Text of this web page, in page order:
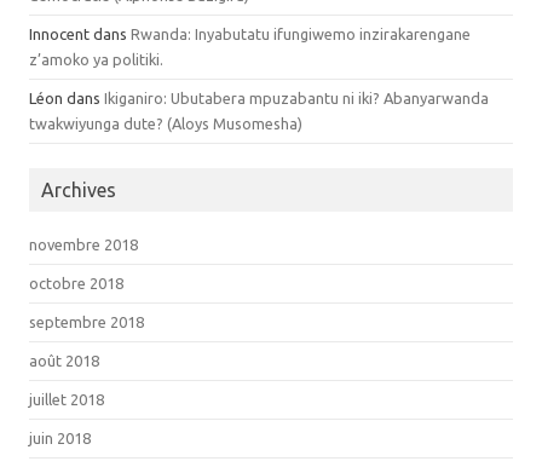
Innocent dans Rwanda: Inyabutatu ifungiwemo inzirakarengane
z’amoko ya politiki.
Léon dans Ikiganiro: Ubutabera mpuzabantu ni iki? Abanyarwanda
twakwiyunga dute? (Aloys Musomesha)
Archives
novembre 2018
octobre 2018
septembre 2018
août 2018
juillet 2018
juin 2018